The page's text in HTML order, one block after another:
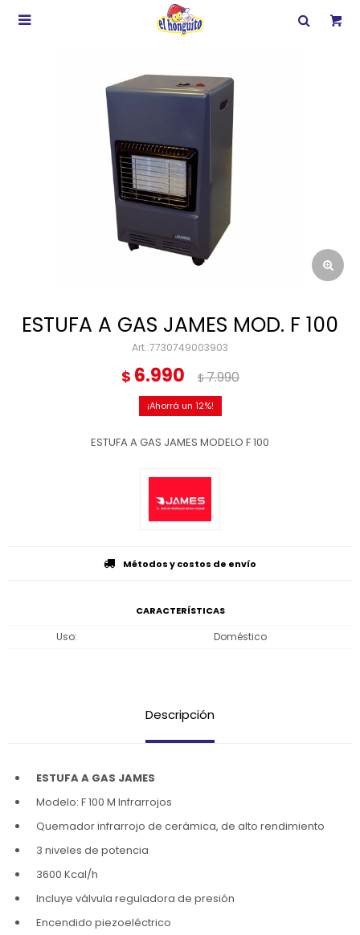

ESTUFA A GAS JAMES MOD. F 100
7730749003903
$ 6.990 $7.990
12
ESTUFA A GAS JAMES MODELO F 100
Métodos y costos de envío
CARACTERÍSTICAS
Uso Doméstico
Descripción
ESTUFA A GAS JAMES
Modelo: F 100 M Infrarrojos
Quemador infrarrojo de cerámica, de alto rendimiento
3 niveles de potencia
3600 Kcal/h
Incluye válvula reguladora de presión
Encendido piezoeléctrico